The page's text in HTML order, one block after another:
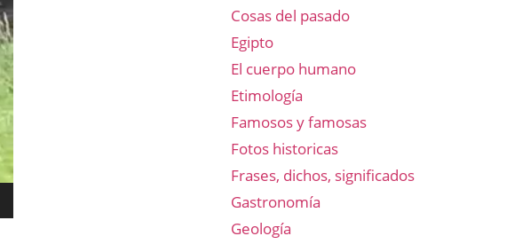
Cosas del pasado
Egipto
El cuerpo humano
Etimología
Famosos y famosas
Fotos historicas
Frases, dichos, significados
Gastronomía
Geología